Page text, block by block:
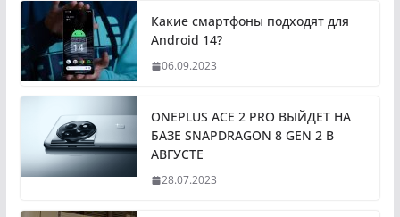
Какие смартфоны подходят для
Android 14?
06.09.2023
ONEPLUS ACE 2 PRO ВЫЙДЕТ НА
БАЗЕ SNAPDRAGON 8 GEN 2 В
АВГУСТЕ
28.07.2023